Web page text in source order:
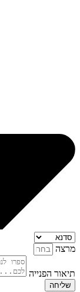
מרצה
תיאור הפנייה
שליחה